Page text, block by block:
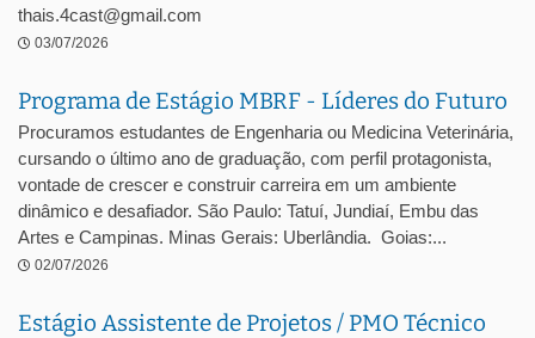
thais.4cast@gmail.com
03/07/2026
Programa de Estágio MBRF - Líderes do Futuro
Procuramos estudantes de Engenharia ou Medicina Veterinária,
cursando o último ano de graduação, com perfil protagonista,
vontade de crescer e construir carreira em um ambiente
dinâmico e desafiador. São Paulo: Tatuí, Jundiaí, Embu das
Artes e Campinas. Minas Gerais: Uberlândia. Goias:...
02/07/2026
Estágio Assistente de Projetos / PMO Técnico